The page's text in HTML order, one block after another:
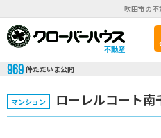
吹田市の不
不動産
969 件ただいま公開
マンション ローレルコート南